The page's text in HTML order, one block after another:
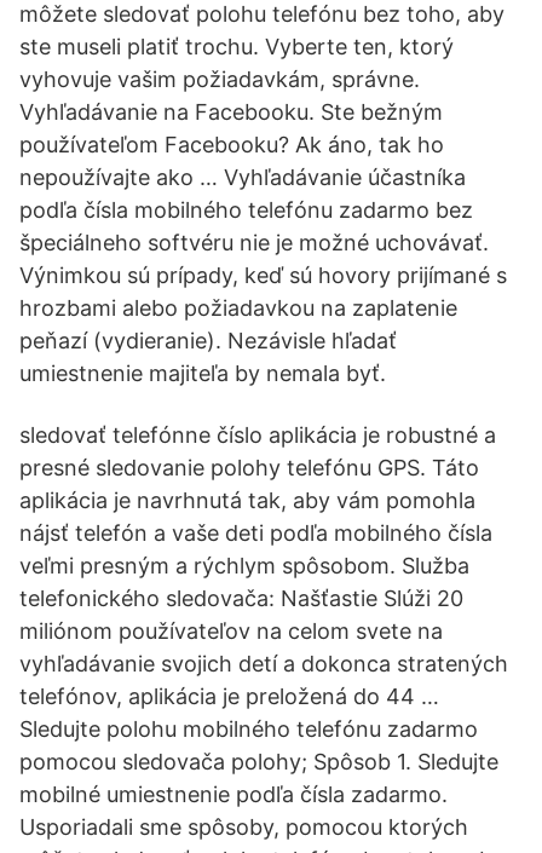
môžete sledovať polohu telefónu bez toho, aby
ste museli platiť trochu. Vyberte ten, ktorý
vyhovuje vašim požiadavkám, správne.
Vyhľadávanie na Facebooku. Ste bežným
používateľom Facebooku? Ak áno, tak ho
nepoužívajte ako … Vyhľadávanie účastníka
podľa čísla mobilného telefónu zadarmo bez
špeciálneho softvéru nie je možné uchovávať.
Výnimkou sú prípady, keď sú hovory prijímané s
hrozbami alebo požiadavkou na zaplatenie
peňazí (vydieranie). Nezávisle hľadať
umiestnenie majiteľa by nemala byť.
sledovať telefónne číslo aplikácia je robustné a
presné sledovanie polohy telefónu GPS. Táto
aplikácia je navrhnutá tak, aby vám pomohla
nájsť telefón a vaše deti podľa mobilného čísla
veľmi presným a rýchlym spôsobom. Služba
telefonického sledovača: Našťastie Slúži 20
miliónom používateľov na celom svete na
vyhľadávanie svojich detí a dokonca stratených
telefónov, aplikácia je preložená do 44 …
Sledujte polohu mobilného telefónu zadarmo
pomocou sledovača polohy; Spôsob 1. Sledujte
mobilné umiestnenie podľa čísla zadarmo.
Usporiadali sme spôsoby, pomocou ktorých